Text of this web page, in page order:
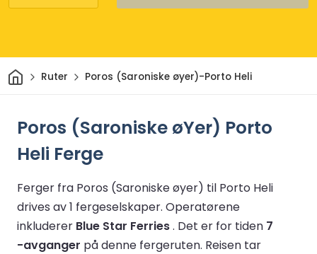
HjemRuter Poros (Saroniske øyer)-Porto Heli
Poros (Saroniske øYer) Porto
Heli Ferge
Ferger fra Poros (Saroniske øyer) til Porto Heli
drives av 1 fergeselskaper. Operatørene
inkluderer Blue Star Ferries. Det er for tiden 7
-avganger på denne fergeruten. Reisen tar